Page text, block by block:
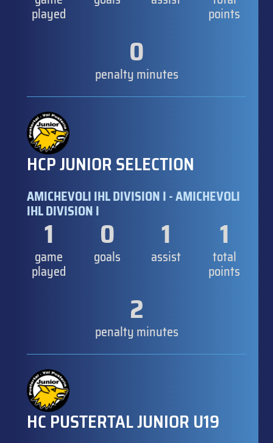
played points
0
penalty minutes
HCP JUNIOR SELECTION
AMICHEVOLI IHL DIVISION I - AMICHEVOLI
IHL DIVISION I
1
game
played
0
goals
1
assist
1
total
points
2
penalty minutes
HC PUSTERTAL JUNIOR U19